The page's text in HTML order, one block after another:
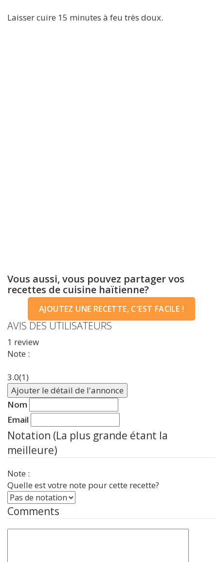
Laisser cuire 15 minutes à feu très doux.
Vous aussi, vous pouvez partager vos
recettes de cuisine haïtienne?
AJOUTEZ UNE RECETTE, C'EST FACILE !
AVIS DES UTILISATEURS
1 review
Note :
3.0(1)
Ajouter le détail de l'annonce
Nom
Email
Notation (La plus grande étant la
meilleure)
Note :
Quelle est votre note pour cette recette?
Comments